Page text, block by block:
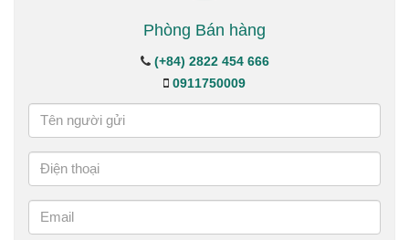
Phòng Bán hàng
(+84) 2822 454 666
0911750009